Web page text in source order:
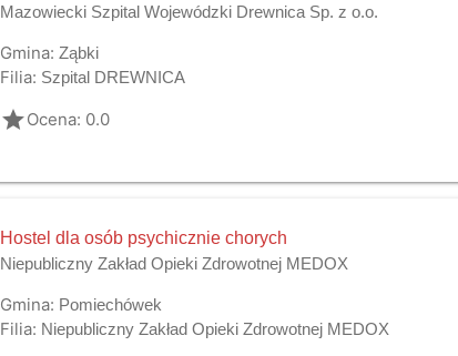
Mazowiecki Szpital Wojewódzki Drewnica Sp. z o.o.
Gmina: Ząbki
Filia: Szpital DREWNICA
gradeOcena: 0.0
Hostel dla osób psychicznie chorych
Niepubliczny Zakład Opieki Zdrowotnej MEDOX
Gmina: Pomiechówek
Filia: Niepubliczny Zakład Opieki Zdrowotnej MEDOX